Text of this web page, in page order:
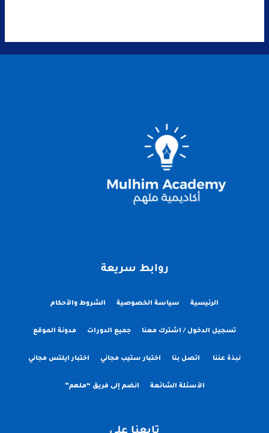
روابط سريعة
الرئيسية سياسة الخصوصية الشروط والأحكام
تسجيل الدخول / اشترك معنا جميع الدورات مدونة الموقع
نبذة عننا اتصل بنا اختبار ستيب مجاني اختبار ايلتس مجاني
الأسئلة الشائعة انضم إلى فريق “ملهم”